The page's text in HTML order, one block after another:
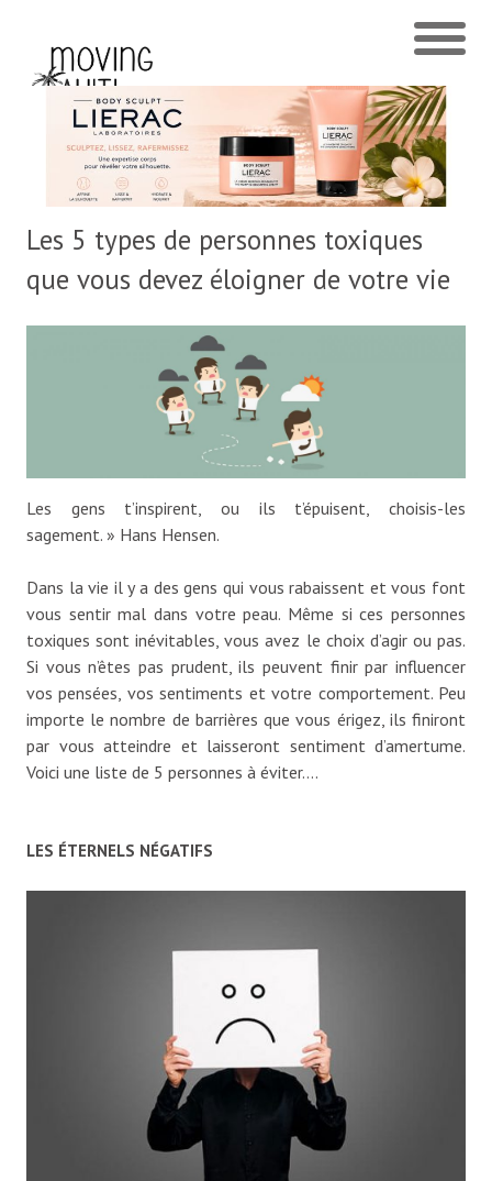
Les 5 types de personnes toxiques
que vous devez éloigner de votre vie
Les gens t’inspirent, ou ils t’épuisent, choisis-les
sagement. » Hans Hensen.
Dans la vie il y a des gens qui vous rabaissent et vous font
vous sentir mal dans votre peau. Même si ces personnes
toxiques sont inévitables, vous avez le choix d’agir ou pas.
Si vous n’êtes pas prudent, ils peuvent finir par influencer
vos pensées, vos sentiments et votre comportement. Peu
importe le nombre de barrières que vous érigez, ils finiront
par vous atteindre et laisseront sentiment d’amertume.
Voici une liste de 5 personnes à éviter….
LES ÉTERNELS NÉGATIFS